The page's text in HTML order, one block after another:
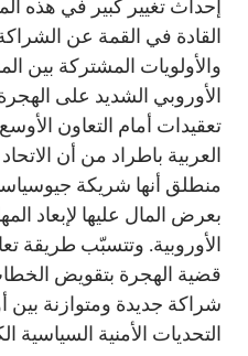
إحداث تغيير كبير في هذه
القادة في القمة عن
والأولويات المشتركة بين
الأوروبي الشديد على
تعقيدات أمام التعاون
العربية باطراد من أن
منطلق أنها شريكة
بعرض المال عليها لإبعاد
الأوروبية. وتتسبّب طريقة
قضية الهجرة بتقويض
شراكة جديدة ومتوازنة بين
التحديات الأمنية السياسية